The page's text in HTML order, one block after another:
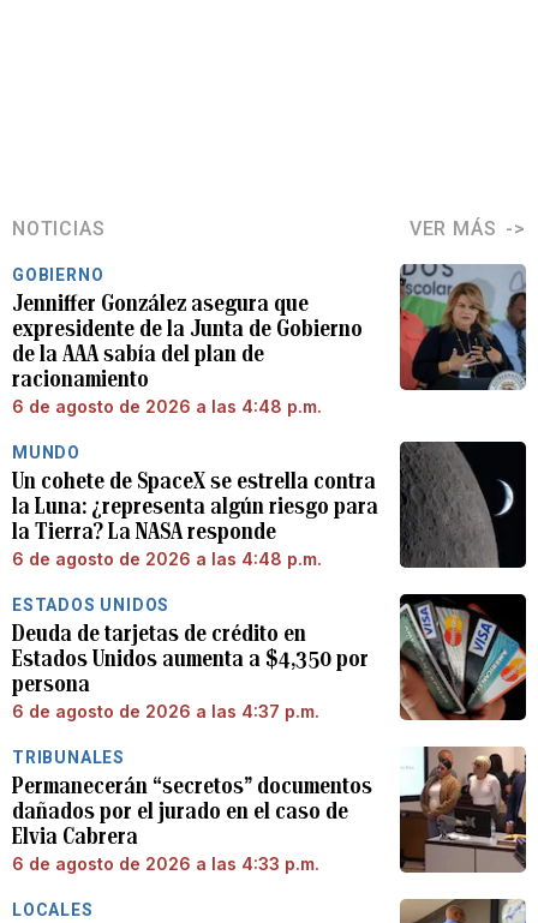
NOTICIAS VER MÁS
GOBIERNO
Jenniffer González asegura que
expresidente de la Junta de Gobierno
de la AAA sabía del plan de
racionamiento
6 de agosto de 2026 a las 4:48 p.m.
MUNDO
Un cohete de SpaceX se estrella contra
la Luna: ¿representa algún riesgo para
la Tierra? La NASA responde
6 de agosto de 2026 a las 4:48 p.m.
ESTADOS UNIDOS
Deuda de tarjetas de crédito en
Estados Unidos aumenta a $4,350 por
persona
6 de agosto de 2026 a las 4:37 p.m.
TRIBUNALES
Permanecerán “secretos” documentos
dañados por el jurado en el caso de
Elvia Cabrera
6 de agosto de 2026 a las 4:33 p.m.
LOCALES